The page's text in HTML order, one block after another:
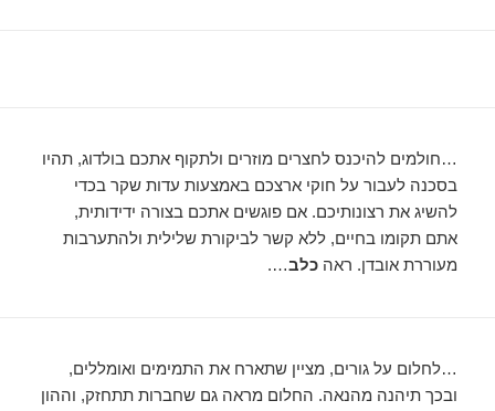
…חולמים להיכנס לחצרים מוזרים ולתקוף אתכם בולדוג, תהיו
בסכנה לעבור על חוקי ארצכם באמצעות עדות שקר בכדי
להשיג את רצונותיכם. אם פוגשים אתכם בצורה ידידותית,
אתם תקומו בחיים, ללא קשר לביקורת שלילית ולהתערבות
מעוררת אובדן. ראהכלב….
…לחלום על גורים, מציין שתארח את התמימים ואומללים,
ובכך תיהנה מהנאה. החלום מראה גם שחברות תתחזק, וההון